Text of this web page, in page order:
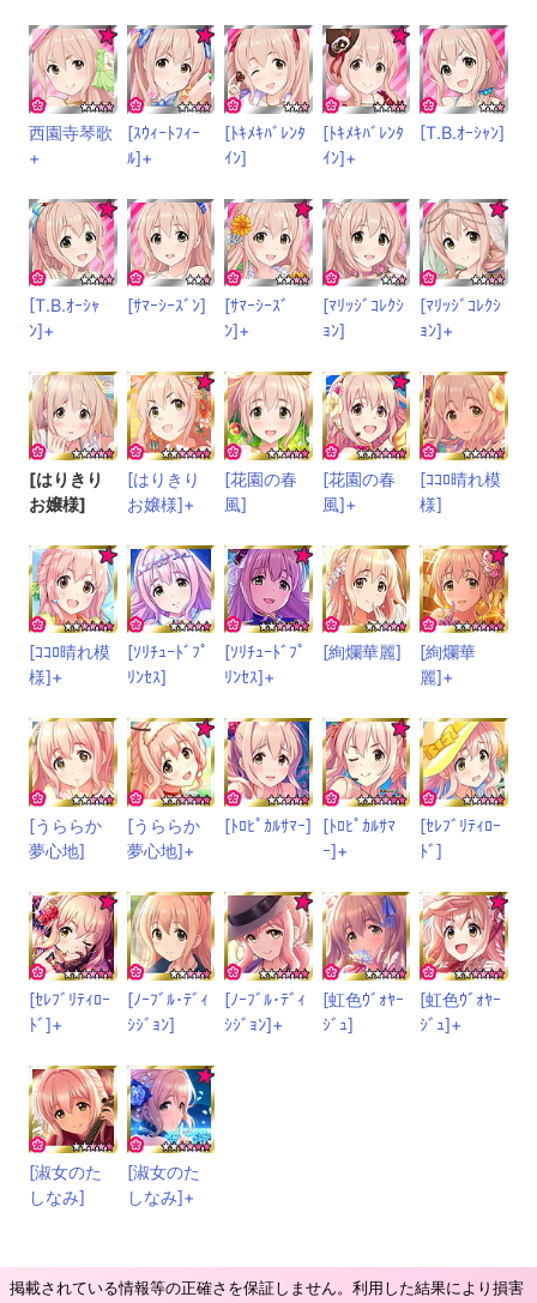
西園寺琴歌
+
[ｽｳｨｰﾄﾌｨｰ
ﾙ]+
[ﾄｷﾒｷﾊﾞﾚﾝﾀ
ｲﾝ]
[ﾄｷﾒｷﾊﾞﾚﾝﾀ
ｲﾝ]+
[T.B.ｵｰｼｬﾝ]
[T.B.ｵｰｼｬ
ﾝ]+
[ｻﾏｰｼｰｽﾞﾝ]
[ｻﾏｰｼｰｽﾞ
ﾝ]+
[ﾏﾘｯｼﾞｺﾚｸｼ
ｮﾝ]
[ﾏﾘｯｼﾞｺﾚｸｼ
ｮﾝ]+
[はりきり
お嬢様]
[はりきり
お嬢様]+
[花園の春
風]
[花園の春
風]+
[ｺｺﾛ晴れ模
様]
[ｺｺﾛ晴れ模
様]+
[ｿﾘﾁｭｰﾄﾞﾌﾟ
ﾘﾝｾｽ]
[ｿﾘﾁｭｰﾄﾞﾌﾟ
ﾘﾝｾｽ]+
[絢爛華麗]
[絢爛華
麗]+
[うららか
夢心地]
[うららか
夢心地]+
[ﾄﾛﾋﾟｶﾙｻﾏｰ]
[ﾄﾛﾋﾟｶﾙｻﾏ
ｰ]+
[ｾﾚﾌﾞﾘﾃｨﾛｰ
ﾄﾞ]
[ｾﾚﾌﾞﾘﾃｨﾛｰ
ﾄﾞ]+
[ﾉｰﾌﾞﾙ･ﾃﾞｨ
ｼｼﾞｮﾝ]
[ﾉｰﾌﾞﾙ･ﾃﾞｨ
ｼｼﾞｮﾝ]+
[虹色ｳﾞｫﾔｰ
ｼﾞｭ]
[虹色ｳﾞｫﾔｰ
ｼﾞｭ]+
[淑女のた
しなみ]
[淑女のた
しなみ]+
掲載されている情報等の正確さを保証しません。利用した結果により損害